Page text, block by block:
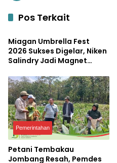
Pos Terkait
Pemerintahan
Miagan Umbrella Fest
2026 Sukses Digelar, Niken
Salindry Jadi Magnet
Pemerintahan
Petani Tembakau
Jombang Resah, Pemdes